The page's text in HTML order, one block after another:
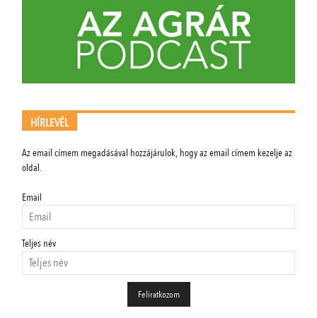
HÍRLEVÉL
Az email címem megadásával hozzájárulok, hogy az email címem kezelje az
oldal.
Email
Teljes név